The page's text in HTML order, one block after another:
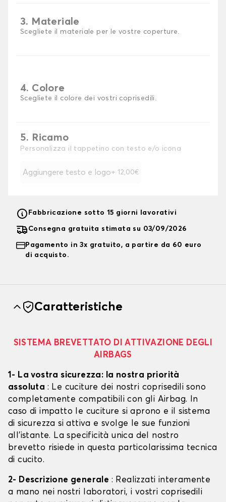
3. Materiale
Scegliete il materiale per le vostre coperture.
4. Colore
Scegliete il colore dei vostri coprisedili.
5. Ricamo
Personalizza il tappetino con testo e/o icona
Aggiungere testo e logo + 12,00€
Fabbricazione sotto 15 giorni lavorativi
Consegna gratuita stimata su 03/09/2026
Pagamento in 3x gratuito, a partire da 60 euro
di acquisto.
Caratteristiche
SISTEMA BREVETTATO DI ATTIVAZIONE DEGLI
AIRBAGS
1- La vostra sicurezza: la nostra priorità
assoluta : Le cuciture dei nostri coprisedili sono
completamente compatibili con gli Airbag. In
caso di impatto le cuciture si aprono e il sistema
di sicurezza si attiva e svolge le sue funzioni
all'istante. La specificità unica del nostro
brevetto risiede in questa particolarissima tecnica
di cucito.
2- Descrizione generale : Realizzati interamente
a mano nei nostri laboratori, i vostri coprisedili